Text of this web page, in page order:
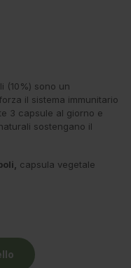
(10%) sono un
il sistema immunitario
3 capsule al giorno e
sostengano il
capsula vegetale